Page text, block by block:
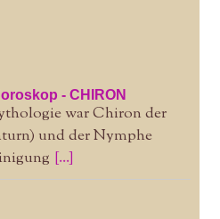
- CHIRON
war Chiron der
und der Nymphe
[...]